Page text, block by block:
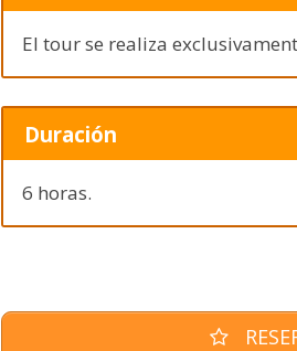
El tour se realiza
Duración
6 horas.